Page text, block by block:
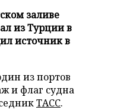
заливе
из Турции в
источник в
из портов
и флаг судна
ТАСС.